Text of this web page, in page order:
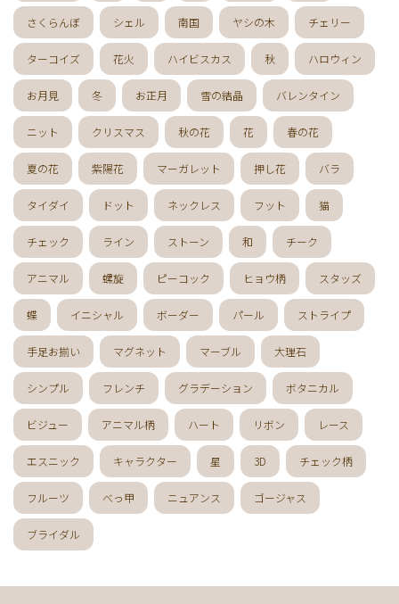
さくらんぼ シェル 南国 ヤシの木 チェリー
ターコイズ 花火 ハイビスカス 秋 ハロウィン
お月見 冬 お正月 雪の結晶 バレンタイン
ニット クリスマス 秋の花 花 春の花
夏の花 紫陽花 マーガレット 押し花 バラ
タイダイ ドット ネックレス フット 猫
チェック ライン ストーン 和 チーク
アニマル 螺旋 ピーコック ヒョウ柄 スタッズ
蝶 イニシャル ボーダー パール ストライプ
手足お揃い マグネット マーブル 大理石
シンプル フレンチ グラデーション ボタニカル
ビジュー アニマル柄 ハート リボン レース
エスニック キャラクター 星 3D チェック柄
フルーツ べっ甲 ニュアンス ゴージャス
ブライダル